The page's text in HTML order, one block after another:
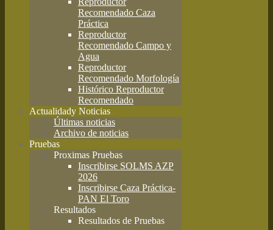
Recomendado Caza
Práctica
Reproductor
Recomendado Campo y
Agua
Reproductor
Recomendado Morfología
Histórico Reproductor
Recomendado
Actualidady Noticias
Últimas noticias
Archivo de noticias
Pruebas
Proximas Pruebas
Inscribirse SOLMS AZP
2026
Inscribirse Caza Práctica-
PAN El Toro
Resultados
Resultados de Pruebas